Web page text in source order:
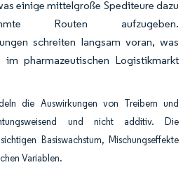
einige mittelgroße Spediteure dazu
Routen aufzugeben.
schreiten langsam voran, was
pharmazeutischen Logistikmarkt
die Auswirkungen von Treibern und
und nicht additiv. Die
Basiswachstum, Mischungseffekte
Variablen.